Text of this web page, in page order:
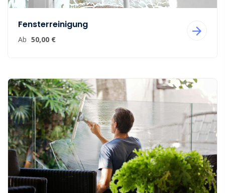
Fensterreinigung
Ab 50,00 €